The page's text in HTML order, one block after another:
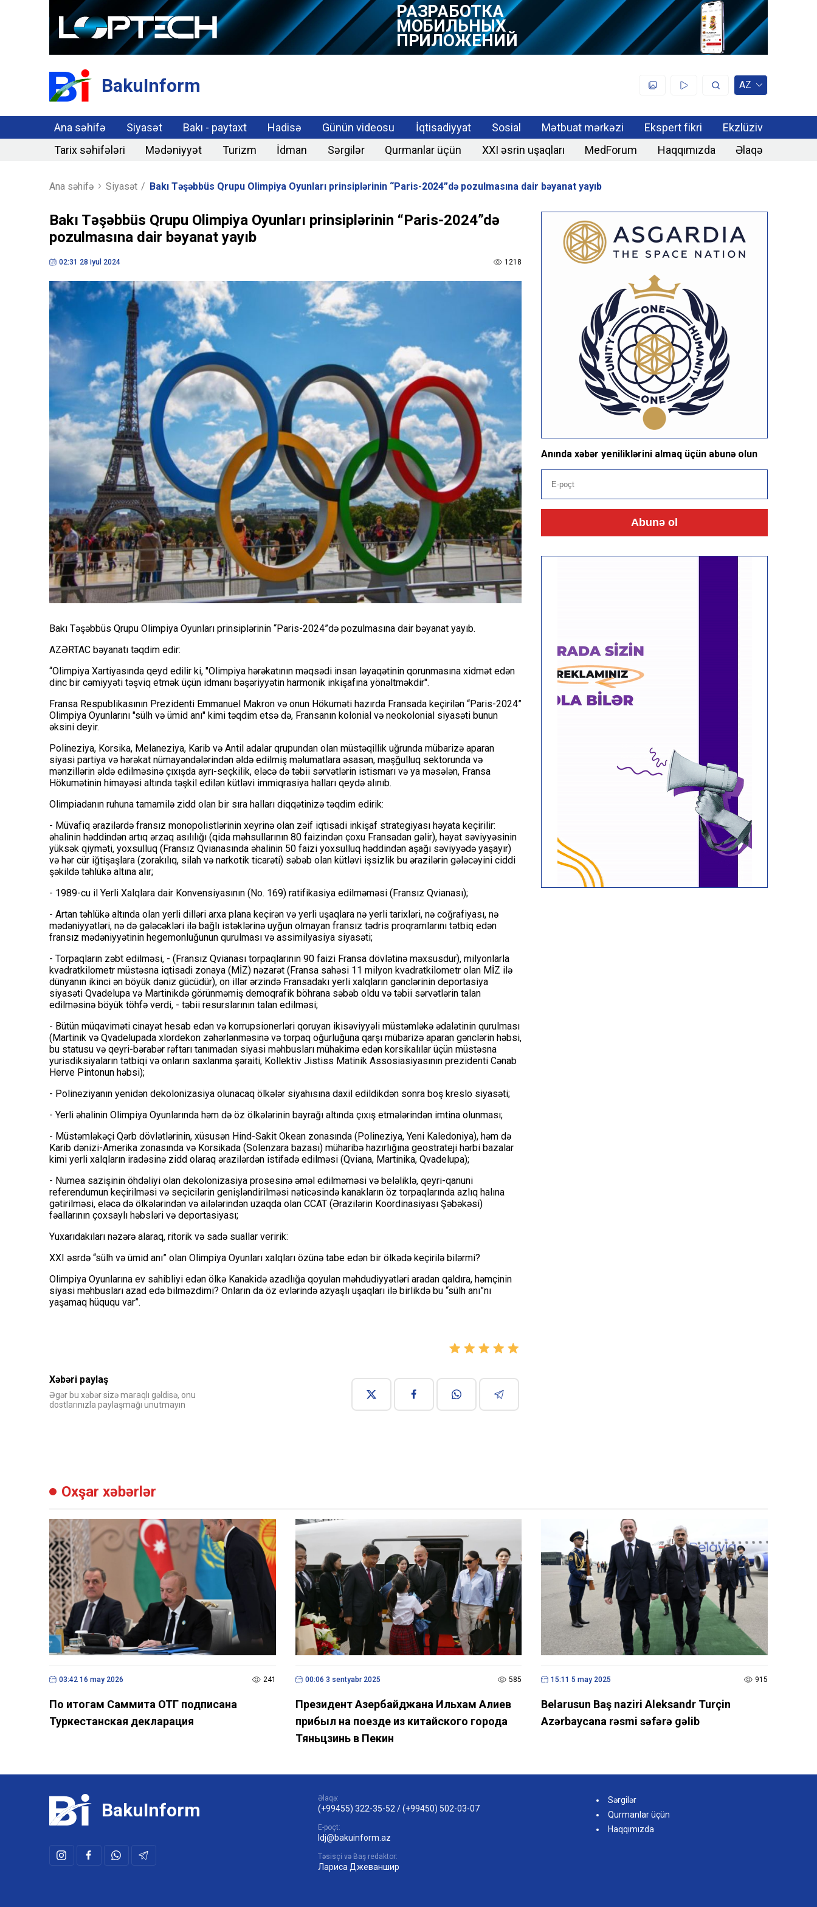
РАЗРАБОТКА
МОБИЛЬНЫХ
ПРИЛОЖЕНИЙ
BakuInform AZ
Ana səhifə Siyasət Bakı - paytaxt Hadisə Günün videosu İqtisadiyyat Sosial Mətbuat mərkəzi Ekspert fikri
Ekzlüziv
Tarix səhifələri
Mədəniyyət Turizm İdman Sərgilər Qurmanlar üçün XXI əsrin uşaqları MedForum Haqqımızda Əlaqə
Ana səhifə Siyasət / Bakı Təşəbbüs Qrupu Olimpiya Oyunları prinsiplərinin “Paris-2024”də pozulmasına dair bəyanat yayıb
Bakı Təşəbbüs Qrupu Olimpiya Oyunları prinsiplərinin “Paris-2024”də
pozulmasına dair bəyanat yayıb
02:31 28 iyul 2024 1218
Bakı Təşəbbüs Qrupu Olimpiya Oyunları prinsiplərinin “Paris-2024”də pozulmasına dair bəyanat yayıb.
AZƏRTACbəyanatı təqdim edir:
“Olimpiya Xartiyasında qeyd edilir ki, "Olimpiya hərəkatının məqsədi insan ləyaqətinin qorunmasına xidmət edən
dinc bir cəmiyyəti təşviq etmək üçün idmanı bəşəriyyətin harmonik inkişafına yönəltməkdir".
Fransa Respublikasının Prezidenti Emmanuel Makron və onun Hökuməti hazırda Fransada keçirilən “Paris-2024”
Olimpiya Oyunlarını "sülh və ümid anı" kimi təqdim etsə də, Fransanın kolonial və neokolonial siyasəti bunun
əksini deyir.
Polineziya, Korsika, Melaneziya, Karib və Antil adalar qrupundan olan müstəqillik uğrunda mübarizə aparan
siyasi partiya və hərəkat nümayəndələrindən əldə edilmiş məlumatlara əsasən, məşğulluq sektorunda və
mənzillərin əldə edilməsinə çıxışda ayrı-seçkilik, eləcə də təbii sərvətlərin istismarı və ya məsələn, Fransa
Hökumətinin himayəsi altında təşkil edilən kütləvi immiqrasiya halları qeydə alınıb.
Olimpiadanın ruhuna tamamilə zidd olan bir sıra halları diqqətinizə təqdim edirik:
- Müvafiq ərazilərdə fransız monopolistlərinin xeyrinə olan zəif iqtisadi inkişaf strategiyası həyata keçirilir:
əhalinin həddindən artıq ərzaq asılılığı (qida məhsullarının 80 faizindən çoxu Fransadan gəlir), həyat səviyyəsinin
yüksək qiyməti, yoxsulluq (Fransız Qvianasında əhalinin 50 faizi yoxsulluq həddindən aşağı səviyyədə yaşayır)
və hər cür iğtişaşlara (zorakılıq, silah və narkotik ticarəti) səbəb olan kütləvi işsizlik bu ərazilərin gələcəyini ciddi
şəkildə təhlükə altına alır;
- 1989-cu il Yerli Xalqlara dair Konvensiyasının (No. 169) ratifikasiya edilməməsi (Fransız Qvianası);
- Artan təhlükə altında olan yerli dilləri arxa plana keçirən və yerli uşaqlara nə yerli tarixləri, nə coğrafiyası, nə
mədəniyyətləri, nə də gələcəkləri ilə bağlı istəklərinə uyğun olmayan fransız tədris proqramlarını tətbiq edən
fransız mədəniyyətinin hegemonluğunun qurulması və assimilyasiya siyasəti;
- Torpaqların zəbt edilməsi, - (Fransız Qvianası torpaqlarının 90 faizi Fransa dövlətinə məxsusdur), milyonlarla
kvadratkilometr müstəsna iqtisadi zonaya (MİZ) nəzarət (Fransa sahəsi 11 milyon kvadratkilometr olan MİZ ilə
dünyanın ikinci ən böyük dəniz gücüdür), on illər ərzində Fransadakı yerli xalqların gənclərinin deportasiya
siyasəti Qvadelupa və Martinikdə görünməmiş demoqrafik böhrana səbəb oldu və təbii sərvətlərin talan
edilməsinə böyük töhfə verdi, - təbii resurslarının talan edilməsi;
- Bütün müqaviməti cinayət hesab edən və korrupsionerləri qoruyan ikisəviyyəli müstəmləkə ədalətinin qurulması
(Martinik və Qvadelupada xlordekon zəhərlənməsinə və torpaq oğurluğuna qarşı mübarizə aparan gənclərin həbsi,
bu statusu və qeyri-bərabər rəftarı tanımadan siyasi məhbusları mühakimə edən korsikalılar üçün müstəsna
yurisdiksiyaların tətbiqi və onların saxlanma şəraiti, Kollektiv Jistiss Matinik Assosiasiyasının prezidenti Cənab
Herve Pintonun həbsi);
- Polineziyanın yenidən dekolonizasiya olunacaq ölkələr siyahısına daxil edildikdən sonra boş kreslo siyasəti;
- Yerli əhalinin Olimpiya Oyunlarında həm də öz ölkələrinin bayrağı altında çıxış etmələrindən imtina olunması;
- Müstəmləkəçi Qərb dövlətlərinin, xüsusən Hind-Sakit Okean zonasında (Polineziya, Yeni Kaledoniya), həm də
Karib dənizi-Amerika zonasında və Korsikada (Solenzara bazası) müharibə hazırlığına geostrateji hərbi bazalar
kimi yerli xalqların iradəsinə zidd olaraq ərazilərdən istifadə edilməsi (Qviana, Martinika, Qvadelupa);
- Numea sazişinin öhdəliyi olan dekolonizasiya prosesinə əməl edilməməsi və beləliklə, qeyri-qanuni
referendumun keçirilməsi və seçicilərin genişləndirilməsi nəticəsində kanakların öz torpaqlarında azlıq halına
gətirilməsi, eləcə də ölkələrindən və ailələrindən uzaqda olan CCAT (Ərazilərin Koordinasiyası Şəbəkəsi)
fəallarının çoxsaylı həbsləri və deportasiyası;
Yuxarıdakıları nəzərə alaraq, ritorik və sadə suallar veririk:
XXI əsrdə “sülh və ümid anı” olan Olimpiya Oyunları xalqları özünə tabe edən bir ölkədə keçirilə bilərmi?
Olimpiya Oyunlarına ev sahibliyi edən ölkə Kanakidə azadlığa qoyulan məhdudiyyətləri aradan qaldıra, həmçinin
siyasi məhbusları azad edə bilməzdimi? Onların da öz evlərində azyaşlı uşaqları ilə birlikdə bu “sülh anı”nı
yaşamaq hüququ var”.
Xəbəri paylaş
Əgər bu xəbər sizə maraqlı gəldisə, onu
dostlarınızla paylaşmağı unutmayın
Anında xəbər yeniliklərini almaq üçün abunə olun
Abunə ol
Oxşar xəbərlər
03:42 16 may 2026 241
По итогам Саммита ОТГ подписана
Туркестанская декларация
00:06 3 sentyabr 2025 585
Президент Азербайджана Ильхам Алиев
прибыл на поезде из китайского города
Тяньцзинь в Пекин
15:11 5 may 2025 915
Belarusun Baş naziri Aleksandr Turçin
Azərbaycana rəsmi səfərə gəlib
BakuInform
Əlaqə:
(+99455) 322-35-52 /(+99450) 502-03-07
E-poçt:
ldj@bakuinform.az
Təsisçi və Baş redaktor:
Лариса Джеваншир
Sərgilər
Qurmanlar üçün
Haqqımızda